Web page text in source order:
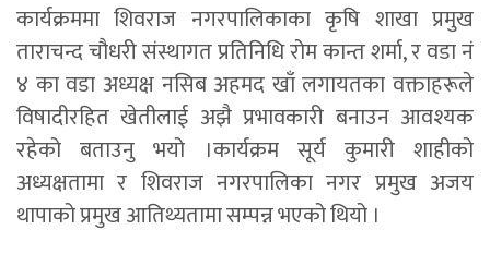
कार्यक्रममा शिवराज नगरपालिकाका कृषि शाखा प्रमुख
ताराचन्द चौधरी संस्थागत प्रतिनिधि रोम कान्त शर्मा, र वडा नं
४ का वडा अध्यक्ष नसिब अहमद खाँ लगायतका वक्ताहरूले
विषादीरहित खेतीलाई अझै प्रभावकारी बनाउन आवश्यक
रहेको बताउनु भयो ।कार्यक्रम सूर्य कुमारी शाहीको
अध्यक्षतामा र शिवराज नगरपालिका नगर प्रमुख अजय
थापाको प्रमुख आतिथ्यतामा सम्पन्न भएको थियो ।